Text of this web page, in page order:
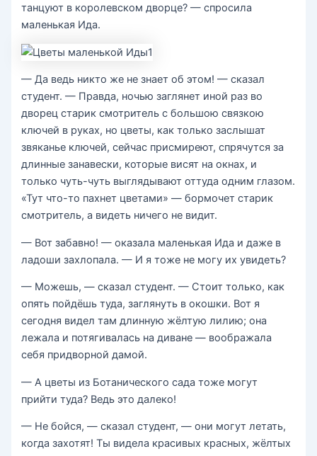
танцуют в королевском дворце? — спросила
маленькая Ида.
— Да ведь никто же не знает об этом! — сказал
студент. — Правда, ночью заглянет иной раз во
дворец старик смотритель с большою связкою
ключей в руках, но цветы, как только заслышат
звяканье ключей, сейчас присмиреют, спрячутся за
длинные занавески, которые висят на окнах, и
только чуть-чуть выглядывают оттуда одним глазом.
«Тут что-то пахнет цветами» — бормочет старик
смотритель, а видеть ничего не видит.
— Вот забавно! — оказала маленькая Ида и даже в
ладоши захлопала. — И я тоже не могу их увидеть?
— Можешь, — сказал студент. — Стоит только, как
опять пойдёшь туда, заглянуть в окошки. Вот я
сегодня видел там длинную жёлтую лилию; она
лежала и потягивалась на диване — воображала
себя придворной дамой.
— А цветы из Ботанического сада тоже могут
прийти туда? Ведь это далеко!
— Не бойся, — сказал студент, — они могут летать,
когда захотят! Ты видела красивых красных, жёлтых